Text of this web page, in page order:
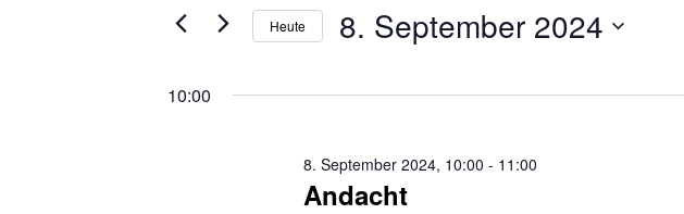
Navigation
Schlüsselwort. Heute 8. September 2024
10:00
Andacht
8. September 2024, 10:00 - 11:00